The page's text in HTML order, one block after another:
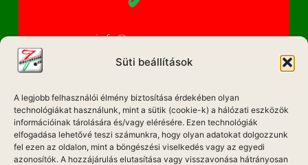
Süti beállítások
A legjobb felhasználói élmény biztosítása érdekében olyan
technológiákat használunk, mint a sütik (cookie-k) a hálózati eszközök
információinak tárolására és/vagy elérésére. Ezen technológiák
elfogadása lehetővé teszi számunkra, hogy olyan adatokat dolgozzunk
fel ezen az oldalon, mint a böngészési viselkedés vagy az egyedi
azonosítók. A hozzájárulás elutasítása vagy visszavonása hátrányosan
info@magyarzene.eu
IMPRESSZUM
ETIKAI KÓDEX
MÉDIA AJÁNLAT